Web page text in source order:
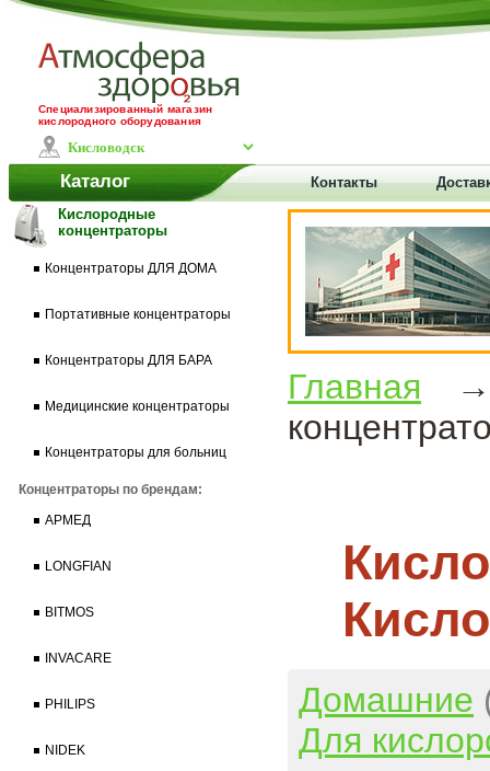
Специализированный магазин
кислородного оборудования
Каталог Контакты
Кислородные
концентраторы
Концентраторы ДЛЯ ДОМА
Портативные концентраторы
Концентраторы ДЛЯ БАРА
Медицинские концентраторы
Концентраторы для больниц
Концентраторы по брендам:
АРМЕД
LONGFIAN
BITMOS
INVACARE
PHILIPS
NIDEK
Главная
Домашние
Для